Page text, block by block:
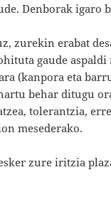
Denborak igaro
zurekin erabat
gaude aspaldi
(kanpora eta
behar ditugu
tolerantzia,
mesederako.
zure iritzia